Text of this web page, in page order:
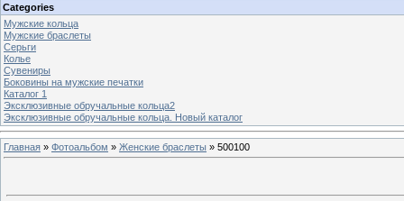
Categories
Мужские кольца
Мужские браслеты
Серьги
Колье
Сувениры
Боковины на мужские печатки
Каталог 1
Эксклюзивные обручальные кольца2
Эксклюзивные обручальные кольца. Новый каталог
Главная » Фотоальбом » Женские браслеты » 500100